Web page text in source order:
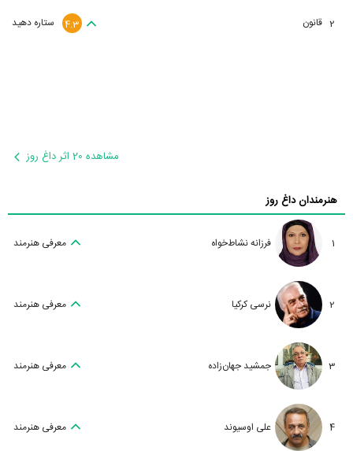
2 قانون ستاره دهید 4.3
مشاهده 20 اثر داغ روز
هنرمندان داغ روز
1 فرزانه نشاط‌خواه معرفی هنرمند
2 نرسی کرکیا معرفی هنرمند
3 جمشید جهان‌زاده معرفی هنرمند
4 علی اوسیوند معرفی هنرمند